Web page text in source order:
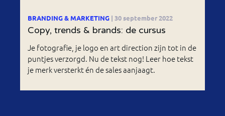
BRANDING & MARKETING | 30 september 2022
Copy, trends & brands: de cursus
Je fotografie, je logo en art direction zijn tot in de
puntjes verzorgd. Nu de tekst nog! Leer hoe tekst
je merk versterkt én de sales aanjaagt.